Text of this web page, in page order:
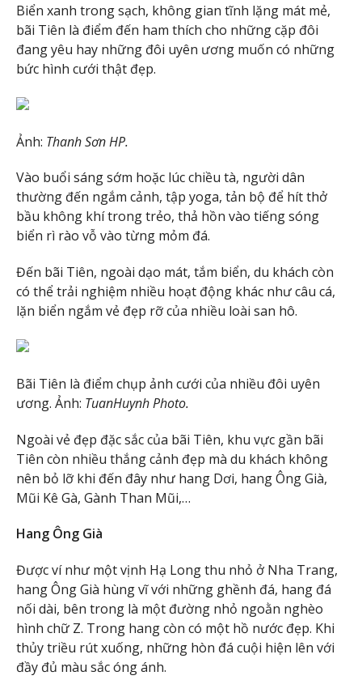
Biển xanh trong sạch, không gian tĩnh lặng mát mẻ,
bãi Tiên là điểm đến ham thích cho những cặp đôi
đang yêu hay những đôi uyên ương muốn có những
bức hình cưới thật đẹp.
Ảnh: Thanh Sơn HP.
Vào buổi sáng sớm hoặc lúc chiều tà, người dân
thường đến ngắm cảnh, tập yoga, tản bộ để hít thở
bầu không khí trong trẻo, thả hồn vào tiếng sóng
biển rì rào vỗ vào từng mỏm đá.
Đến bãi Tiên, ngoài dạo mát, tắm biển, du khách còn
có thể trải nghiệm nhiều hoạt động khác như câu cá,
lặn biển ngắm vẻ đẹp rỡ của nhiều loài san hô.
Bãi Tiên là điểm chụp ảnh cưới của nhiều đôi uyên
ương. Ảnh: TuanHuynh Photo.
Ngoài vẻ đẹp đặc sắc của bãi Tiên, khu vực gần bãi
Tiên còn nhiều thắng cảnh đẹp mà du khách không
nên bỏ lỡ khi đến đây như hang Dơi, hang Ông Già,
Mũi Kê Gà, Gành Than Mũi,…
Hang Ông Già
Được ví như một vịnh Hạ Long thu nhỏ ở Nha Trang,
hang Ông Già hùng vĩ với những ghềnh đá, hang đá
nối dài, bên trong là một đường nhỏ ngoằn nghèo
hình chữ Z. Trong hang còn có một hồ nước đẹp. Khi
thủy triều rút xuống, những hòn đá cuội hiện lên với
đầy đủ màu sắc óng ánh.